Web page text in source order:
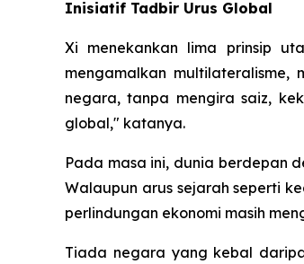
Inisiatif Tadbir Urus Global
Xi menekankan lima prinsip
mengamalkan
negara, tanpa mengira saiz,
global," katanya.
Pada masa ini, dunia berdepan
Walaupun arus sejarah seperti
perlindungan ekonomi masih
Tiada negara yang kebal